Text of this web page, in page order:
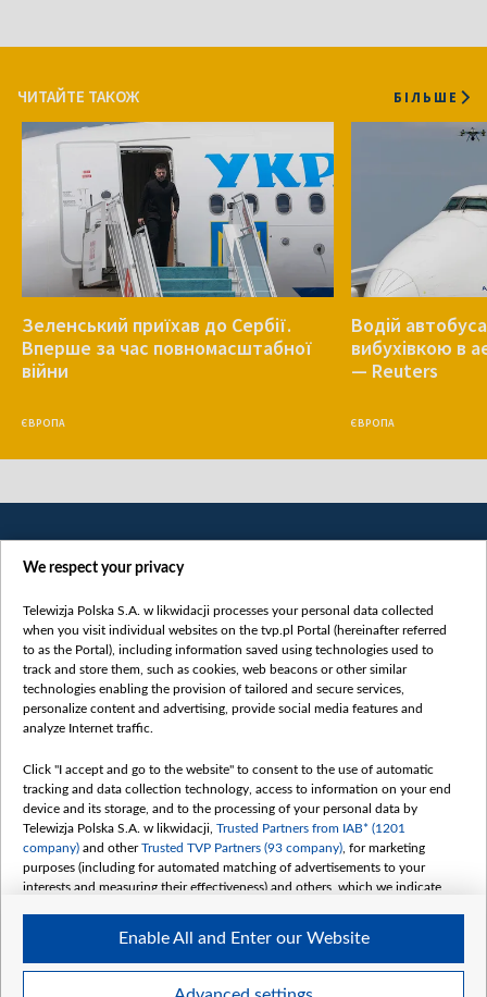
ЧИТАЙТЕ ТАКОЖ БІЛЬШЕ
Зеленський приїхав до Сербії.
Вперше за час повномасштабної
війни
ЄВРОПА
Водій
вибухівкою в
— Reuters
ЄВРОПА
Категорії
Новини
Докладно
Погляд
Цікаво
Slawa.tv
Про нас
Контакти
Правила використання матеріалів
Обробка даних
We respect your privacy
Telewizja Polska S.A. w likwidacji processes your personal data collected
when you visit individual websites on the tvp.pl Portal (hereinafter referred
to as the Portal), including information saved using technologies used to
track and store them, such as cookies, web beacons or other similar
technologies enabling the provision of tailored and secure services,
personalize content and advertising, provide social media features and
analyze Internet traffic.
Click "I accept and go to the website" to consent to the use of automatic
tracking and data collection technology, access to information on your end
device and its storage, and to the processing of your personal data by
Telewizja Polska S.A. w likwidacji, Trusted Partners from IAB* (1201
company) and otherTrusted TVP Partners (93 company) , for marketing
purposes (including for automated matching of advertisements to your
interests and measuring their effectiveness) and others, which we indicate
The purposes of processing your data by TVP S.A. w likwidacji are as
follows:
Enable All and Enter our Website